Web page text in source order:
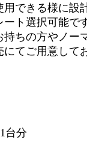
できる様に設
ト選択可能で
ちの方やノー
てご用意して
台分